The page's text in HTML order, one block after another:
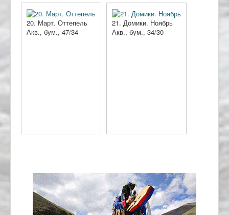
20. Март. Оттепель
Акв., бум., 47/34
21. Домики. Ноябрь
Акв., бум., 34/30